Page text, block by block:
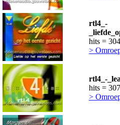
rtl4_-
hits =
>
rtl4_-
hits =
>